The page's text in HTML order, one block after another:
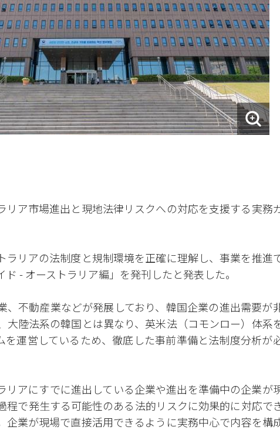
リア市場進出と現地法律リスクへの対応を支援する実務
ラリアの法制度と規制環境を正確に理解し、事業を推進
- オーストラリア編」を発刊したと発表した。
、不動産業などが発展しており、韓国企業の進出需要が
大陸法系の韓国とは異なり、英米法（コモンロー）体系
を運営しているため、徹底した事前準備と法制度分析が
リアにすでに進出している企業や進出を準備中の企業が
程で発生する可能性のある法的リスクに効果的に対応で
企業が現場で直接活用できるように実務中心で内容を構